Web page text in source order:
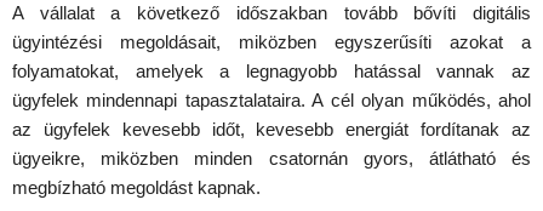
A vállalat a következő időszakban tovább bővíti digitális
ügyintézési megoldásait, miközben egyszerűsíti azokat a
folyamatokat, amelyek a legnagyobb hatással vannak az
ügyfelek mindennapi tapasztalataira. A cél olyan működés, ahol
az ügyfelek kevesebb időt, kevesebb energiát fordítanak az
ügyeikre, miközben minden csatornán gyors, átlátható és
megbízható megoldást kapnak.